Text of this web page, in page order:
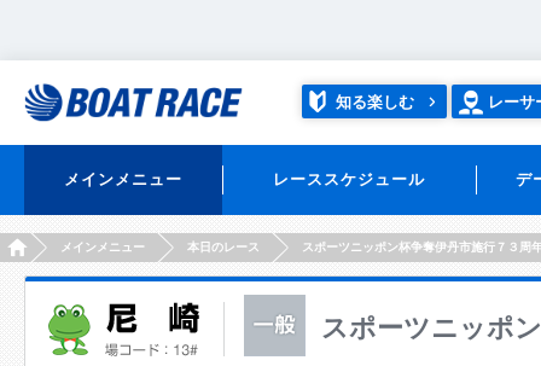
知る楽しむ レーサ
メインメニュー レーススケジュール デ
HOMEメインメニュー 本日のレース スポーツニッポン杯争奪伊丹市施行７３周
スポーツニッポ